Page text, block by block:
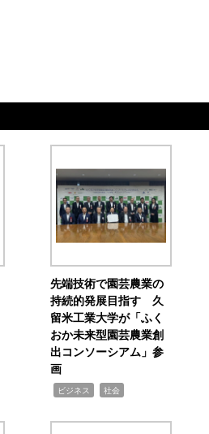
先端技術で園芸農業の
持続的発展目指す 久
留米工業大学が「ふく
おか未来型園芸農業創
出コンソーシアム」参
画
ビジネス 社会